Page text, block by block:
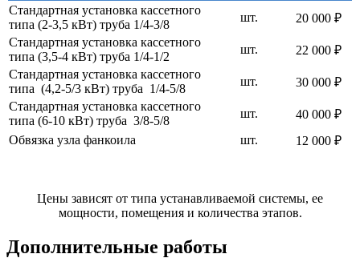
Стандартная установка кассетного
типа (2-3,5 кВт) труба 1/4-3/8
шт.
20 000 ₽
Стандартная установка кассетного
типа (3,5-4 кВт) труба 1/4-1/2
шт.
22 000 ₽
Стандартная установка кассетного
типа (4,2-5/3 кВт) труба 1/4-5/8
шт.
30 000 ₽
Стандартная установка кассетного
типа (6-10 кВт) труба 3/8-5/8
шт.
40 000 ₽
Обвязка узла фанкоила
шт. 12 000 ₽
Цены зависят от типа устанавливаемой системы, ее
мощности, помещения и количества этапов.
Дополнительные работы